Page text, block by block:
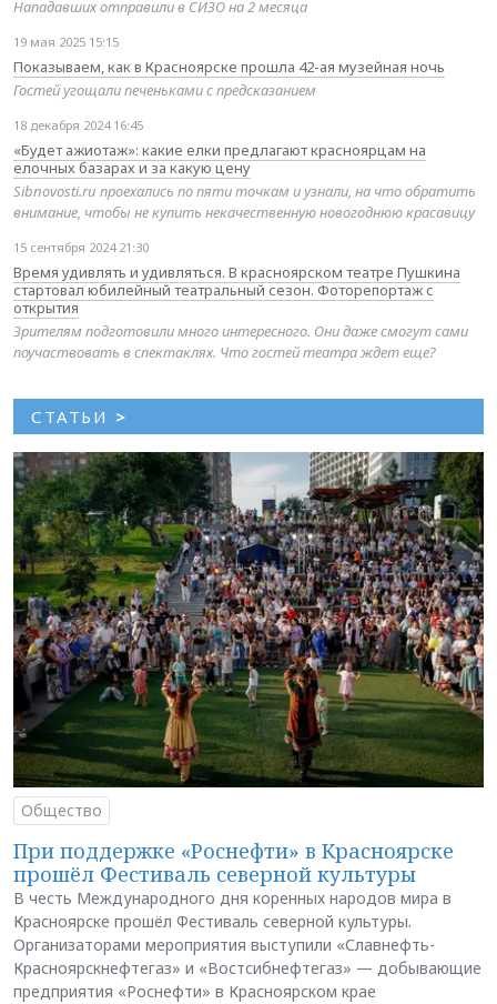
Нападавших отправили в СИЗО на 2 месяца
19 мая 2025 15:15
Показываем, как в Красноярске прошла 42-ая музейная ночь
Гостей угощали печеньками с предсказанием
18 декабря 2024 16:45
«Будет ажиотаж»: какие елки предлагают красноярцам на
елочных базарах и за какую цену
Sibnovosti.ru проехались по пяти точкам и узнали, на что обратить
внимание, чтобы не купить некачественную новогоднюю красавицу
15 сентября 2024 21:30
Время удивлять и удивляться. В красноярском театре Пушкина
стартовал юбилейный театральный сезон. Фоторепортаж с
открытия
Зрителям подготовили много интересного. Они даже смогут сами
поучаствовать в спектаклях. Что гостей театра ждет еще?
СТАТЬИ >
Общество
При поддержке «Роснефти» в Красноярске
прошёл Фестиваль северной культуры
В честь Международного дня коренных народов мира в
Красноярске прошёл Фестиваль северной культуры.
Организаторами мероприятия выступили «Славнефть-
Красноярскнефтегаз» и «Востсибнефтегаз» — добывающие
предприятия «Роснефти» в Красноярском крае